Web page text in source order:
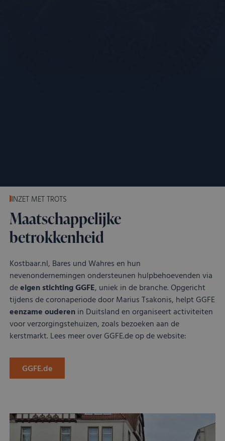
INZET MET TROTS
Maatschappelijke
betrokkenheid
Kostbaar.nl, Bares und Wahres en hun
nevenondernemingen ondersteunen hulpbehoevenden via
deeigen stichting GGFE, uniek in de branche. Opgericht
tijdens de coronaperiode door Marius Tsakonis, helpt GGFE
eenzame ouderenin Duitsland en organiseert activiteiten
voor verzorgingstehuizen, zoals bezoeken aan de
kerstmarkt. Lees meer over GGFE.de op de website:
GGFE.de